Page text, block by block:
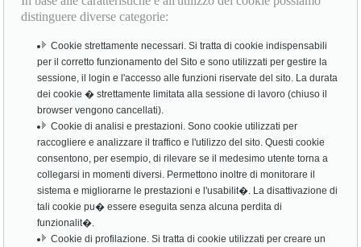
distinguere diverse categorie:
Cookie strettamente necessari. Si tratta di cookie indispensabili
per il corretto funzionamento del Sito e sono utilizzati per gestire la
sessione, il login e l'accesso alle funzioni riservate del sito. La durata
dei cookie � strettamente limitata alla sessione di lavoro (chiuso il
browser vengono cancellati).
Cookie di analisi e prestazioni. Sono cookie utilizzati per
raccogliere e analizzare il traffico e l'utilizzo del sito. Questi cookie
consentono, per esempio, di rilevare se il medesimo utente torna a
collegarsi in momenti diversi. Permettono inoltre di monitorare il
sistema e migliorarne le prestazioni e l'usabilit�. La disattivazione di
tali cookie pu� essere eseguita senza alcuna perdita di
funzionalit�.
Cookie di profilazione. Si tratta di cookie utilizzati per creare un